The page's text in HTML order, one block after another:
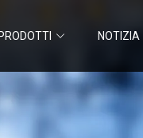
NOTIZIA